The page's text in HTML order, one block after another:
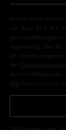
Ich bin damit
ein, dass die E.M.P.
regelmäßig über ihr
der
durch Anklicken des
Hier kann ich mich